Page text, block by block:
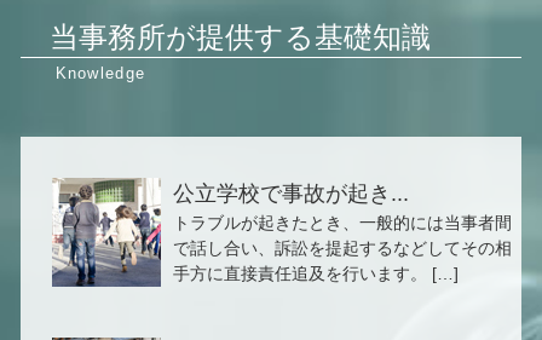
当事務所が提供する基礎知識
公立学校で事故が起き...
トラブルが起きたとき、一般的には当事者間
で話し合い、訴訟を提起するなどしてその相
手方に直接責任追及を行います。 […]